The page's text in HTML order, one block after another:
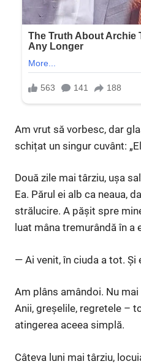
Am vrut să vorbesc, dar
schițat un singur cuvânt:
Două zile mai târziu, ușa
Ea. Părul ei alb ca neaua,
strălucire. A pășit spre
luat mâna tremurândă în a
— Ai venit, în ciuda a tot. Și
Am plâns amândoi. Nu
Anii, greșelile, regretele –
atingerea aceea simplă.
Câteva luni mai târziu,